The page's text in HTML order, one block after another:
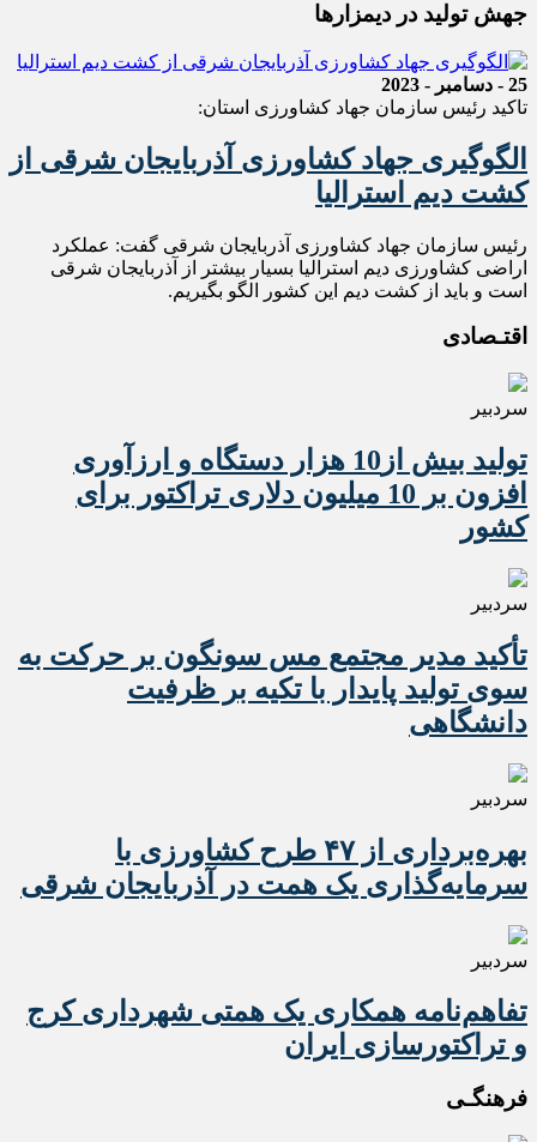
جهش تولید در دیمزارها
25 - دسامبر - 2023
تاکید رئیس سازمان جهاد کشاورزی استان:
الگوگیری جهاد کشاورزی آذربایجان شرقی از
کشت دیم استرالیا
رئیس سازمان جهاد کشاورزی آذربایجان شرقی گفت: عملکرد
اراضی کشاورزی دیم استرالیا بسیار بیشتر از آذربایجان شرقی
است و باید از کشت دیم این کشور الگو بگیریم.
اقتـصادی
سردبیر
تولید بیش از10 هزار دستگاه و ارزآوری
افزون بر 10 میلیون دلاری تراکتور برای
کشور
سردبیر
تأکید مدیر مجتمع مس سونگون بر حرکت به
سوی تولید پایدار با تکیه بر ظرفیت
دانشگاهی
سردبیر
بهره‌برداری از ۴۷ طرح کشاورزی با
سرمایه‌گذاری یک همت در آذربایجان شرقی
سردبیر
تفاهم‌نامه همکاری یک همتی شهرداری کرج
و تراکتورسازی ایران
فرهنگـی